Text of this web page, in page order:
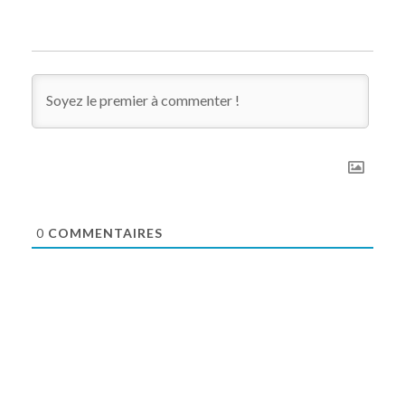
0 COMMENTAIRES